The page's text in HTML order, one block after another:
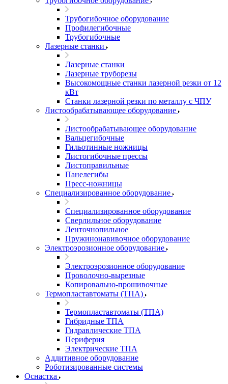
Трубогибочное оборудование
Профилегибочные
Трубогибочные
Лазерные станки
Лазерные станки
Лазерные труборезы
Высокомощные станки лазерной резки от 12
кВт
Станки лазерной резки по металлу с ЧПУ
Листообрабатывающее оборудование
Листообрабатывающее оборудование
Вальцегибочные
Гильотинные ножницы
Листогибочные прессы
Листоправильные
Панелегибы
Пресс-ножницы
Специализированное оборудование
Специализированное оборудование
Сверлильное оборудование
Ленточнопильное
Пружинонавивочное оборудование
Электроэрозионное оборудование
Электроэрозионное оборудование
Проволочно-вырезные
Копировально-прошивочные
Термопластавтоматы (ТПА)
Термопластавтоматы (ТПА)
Гибридные ТПА
Гидравлические ТПА
Периферия
Электрические ТПА
Аддитивное оборудование
Роботизированные системы
Оснастка